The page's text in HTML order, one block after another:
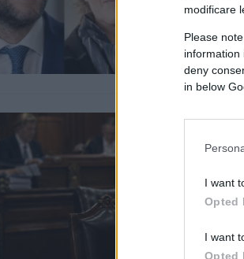
modificare
Please
information
deny
in below
I want
Opted
I want
Opted